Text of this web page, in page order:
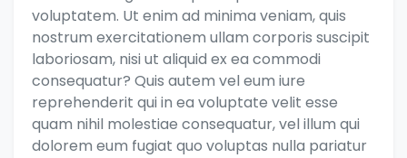
voluptatem. Ut enim ad minima veniam, quis
nostrum exercitationem ullam corporis suscipit
laboriosam, nisi ut aliquid ex ea commodi
consequatur? Quis autem vel eum iure
reprehenderit qui in ea voluptate velit esse
quam nihil molestiae consequatur, vel illum qui
dolorem eum fugiat quo voluptas nulla pariatur